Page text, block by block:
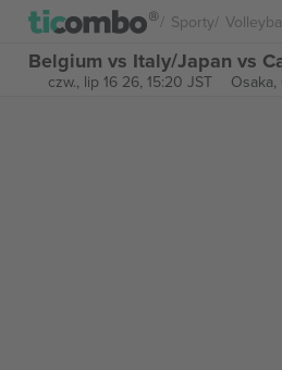
Sporty
Belgium vs Italy/Japan vs
czw., lip 16 26, 15:20 JST Osaka,